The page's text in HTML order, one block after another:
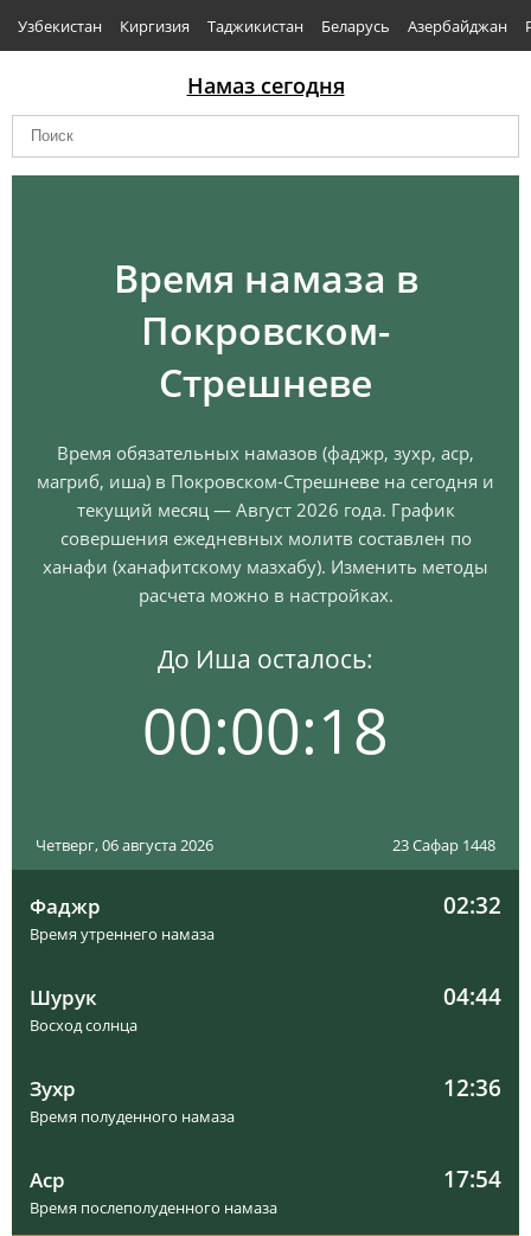
Узбекистан Киргизия Таджикистан Беларусь Азербайджан
Намаз сегодня
Время намаза в
Покровском-
Стрешневе
Время обязательных намазов (фаджр, зухр, аср,
магриб, иша) в Покровском-Стрешневе на сегодня и
текущий месяц — Август 2026 года. График
совершения ежедневных молитв составлен по
ханафи (ханафитскому мазхабу). Изменить методы
расчета можно в настройках.
До Иша осталось:
00:00:17
Четверг, 06 августа 2026 23 Сафар 1448
Фаджр 02:32
Время утреннего намаза
Шурук 04:44
Восход солнца
Зухр 12:36
Время полуденного намаза
Аср 17:54
Время послеполуденного намаза